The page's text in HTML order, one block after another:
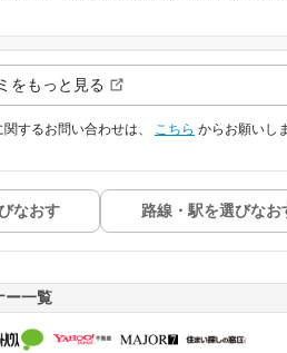
をもっと見る
するお問い合わせは、 こちら からお願いし
なおす 路線・駅を選びなお
ー一覧